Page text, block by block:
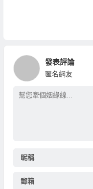
發表評論
匿名網友
昵稱
郵箱